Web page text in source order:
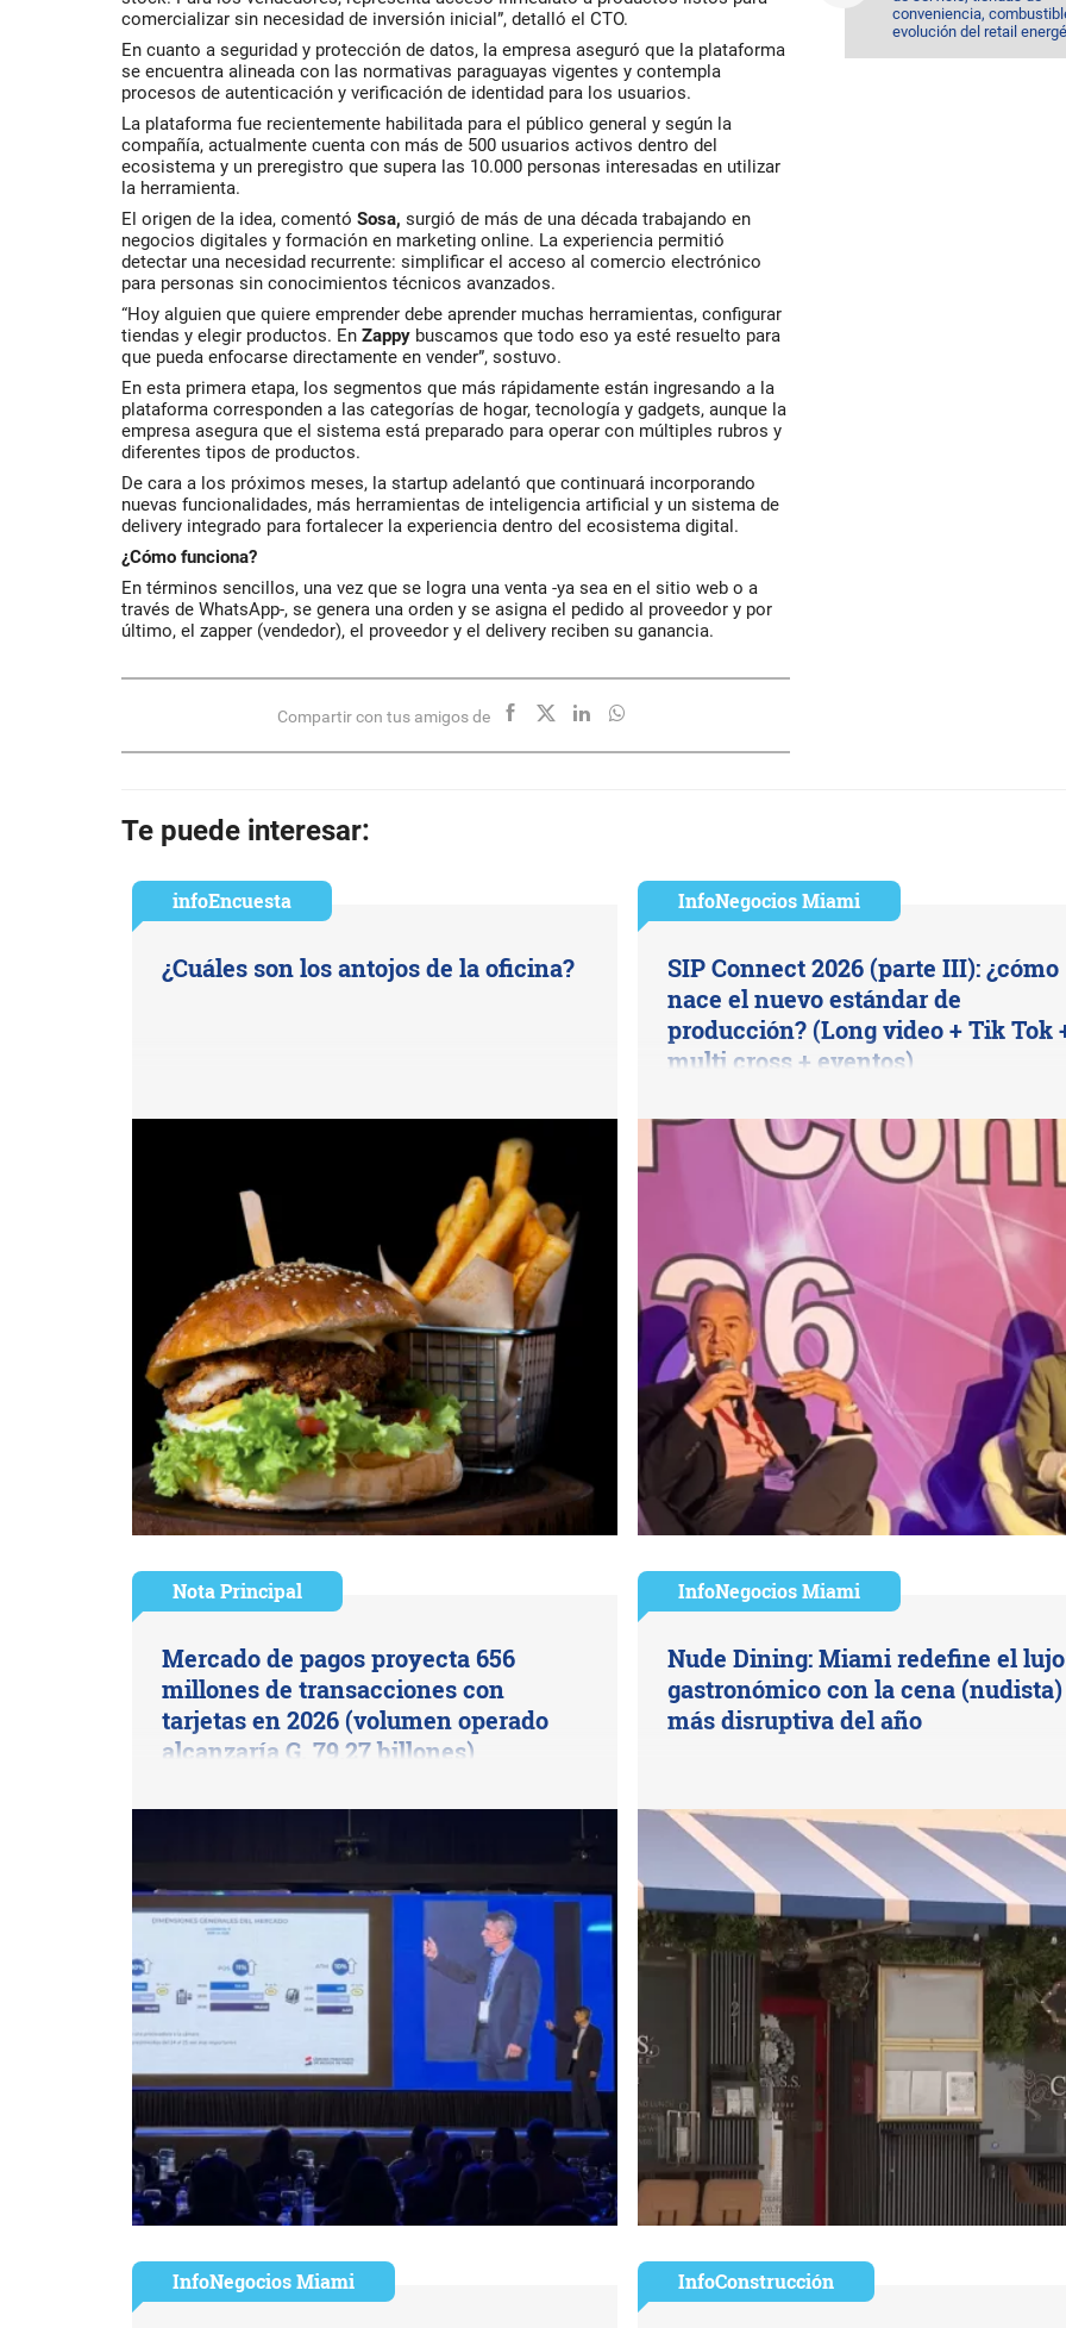
comercializar sin necesidad de inversión inicial”, detalló el CTO.
En cuanto a seguridad y protección de datos, la empresa aseguró que la plataforma
se encuentra alineada con las normativas paraguayas vigentes y contempla
procesos de autenticación y verificación de identidad para los usuarios.
La plataforma fue recientemente habilitada para el público general y según la
compañía, actualmente cuenta con más de 500 usuarios activos dentro del
ecosistema y un preregistro que supera las 10.000 personas interesadas en utilizar
la herramienta.
El origen de la idea, comentó Sosa, surgió de más de una década trabajando en
negocios digitales y formación en marketing online. La experiencia permitió
detectar una necesidad recurrente: simplificar el acceso al comercio electrónico
para personas sin conocimientos técnicos avanzados.
“Hoy alguien que quiere emprender debe aprender muchas herramientas, configurar
tiendas y elegir productos. En Zappy buscamos que todo eso ya esté resuelto para
que pueda enfocarse directamente en vender”, sostuvo.
En esta primera etapa, los segmentos que más rápidamente están ingresando a la
plataforma corresponden a las categorías de hogar, tecnología y gadgets, aunque la
empresa asegura que el sistema está preparado para operar con múltiples rubros y
diferentes tipos de productos.
De cara a los próximos meses, la startup adelantó que continuará incorporando
nuevas funcionalidades, más herramientas de inteligencia artificial y un sistema de
delivery integrado para fortalecer la experiencia dentro del ecosistema digital.
¿Cómo funciona?
En términos sencillos, una vez que se logra una venta -ya sea en el sitio web o a
través de WhatsApp-, se genera una orden y se asigna el pedido al proveedor y por
último, el zapper (vendedor), el proveedor y el delivery reciben su ganancia.
Compartir con tus amigos de
conveniencia,
evolución del retail
Te puede interesar:
infoEncuesta
¿Cuáles son los antojos de la oficina?
InfoNegocios Miami
SIP Connect 2026 (parte III): ¿cómo
nace el nuevo estándar de
producción? (Long video + Tik Tok
multi cross + eventos)
Nota Principal
Mercado de pagos proyecta 656
millones de transacciones con
tarjetas en 2026 (volumen operado
alcanzaría G. 79,27 billones)
InfoNegocios Miami
Nude Dining: Miami redefine el lujo
gastronómico con la cena (nudista)
más disruptiva del año
InfoNegocios Miami InfoConstrucción